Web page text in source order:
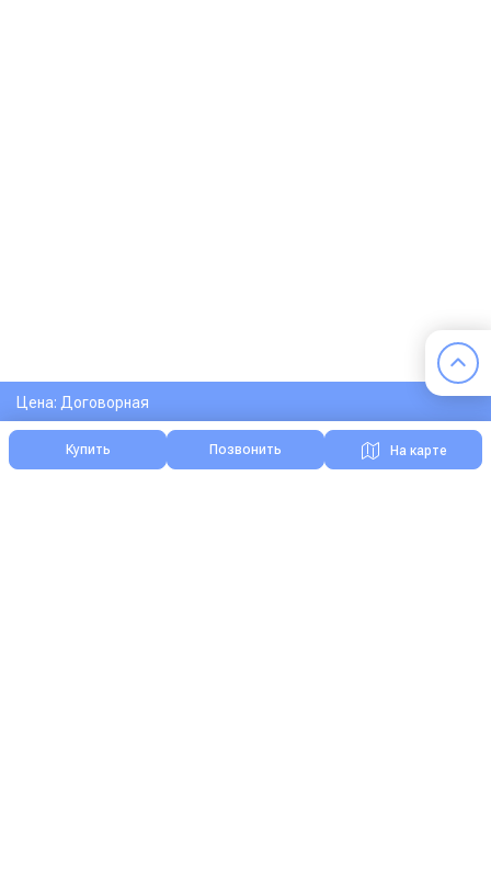
Цена: Договорная
Купить Позвонить На карте